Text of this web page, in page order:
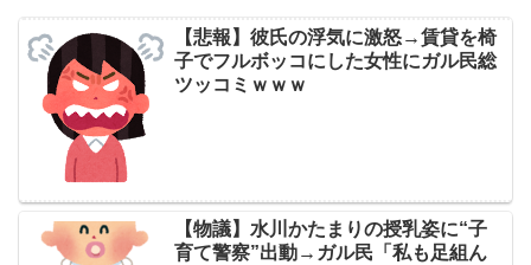
【悲報】彼氏の浮気に激怒→賃貸を椅
子でフルボッコにした女性にガル民総
ツッコミｗｗｗ
【物議】水川かたまりの授乳姿に“子
育て警察”出動→ガル民「私も足組ん